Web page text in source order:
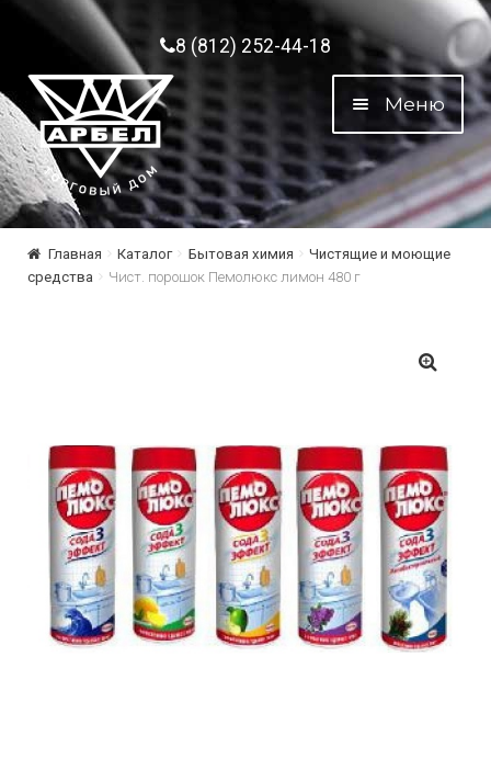
Перейти к навигации
Перейти к содержимому8 (812) 252-44-18
Меню
Главная Каталог Бытовая химия
Чистящие и моющие
средства
Чист. порошок Пемолюкс лимон 480 г